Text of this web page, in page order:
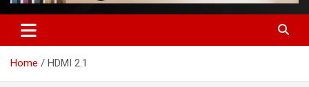
Home HDMI 2.1